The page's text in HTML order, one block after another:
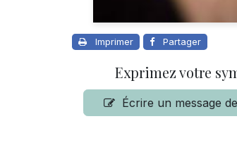
Imprimer Partager
Exprimez votre
Écrire un message